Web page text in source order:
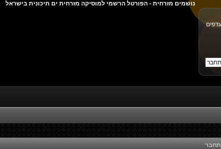
נושמים מזרחית - הפורטל הרשמי למוסיקה מזרחית ים תיכונית בישראל